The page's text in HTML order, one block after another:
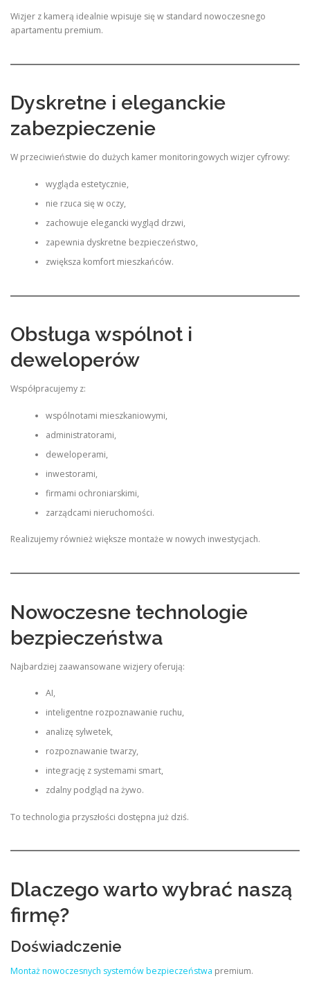
Wizjer z kamerą idealnie wpisuje się w standard nowoczesnego
apartamentu premium.
Dyskretne i eleganckie
zabezpieczenie
W przeciwieństwie do dużych kamer monitoringowych wizjer cyfrowy:
wygląda estetycznie,
nie rzuca się w oczy,
zachowuje elegancki wygląd drzwi,
zapewnia dyskretne bezpieczeństwo,
zwiększa komfort mieszkańców.
Obsługa wspólnot i
deweloperów
Współpracujemy z:
wspólnotami mieszkaniowymi,
administratorami,
deweloperami,
inwestorami,
firmami ochroniarskimi,
zarządcami nieruchomości.
Realizujemy również większe montaże w nowych inwestycjach.
Nowoczesne technologie
bezpieczeństwa
Najbardziej zaawansowane wizjery oferują:
AI,
inteligentne rozpoznawanie ruchu,
analizę sylwetek,
rozpoznawanie twarzy,
integrację z systemami smart,
zdalny podgląd na żywo.
To technologia przyszłości dostępna już dziś.
Dlaczego warto wybrać naszą
firmę?
Doświadczenie
Montaż nowoczesnych systemów bezpieczeństwa premium.